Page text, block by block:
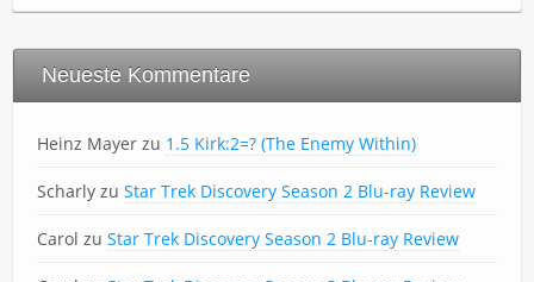
Neueste Kommentare
Heinz Mayer zu 1.5 Kirk:2=? (The Enemy Within)
Scharly zu Star Trek Discovery Season 2 Blu-ray Review
Carol zu Star Trek Discovery Season 2 Blu-ray Review